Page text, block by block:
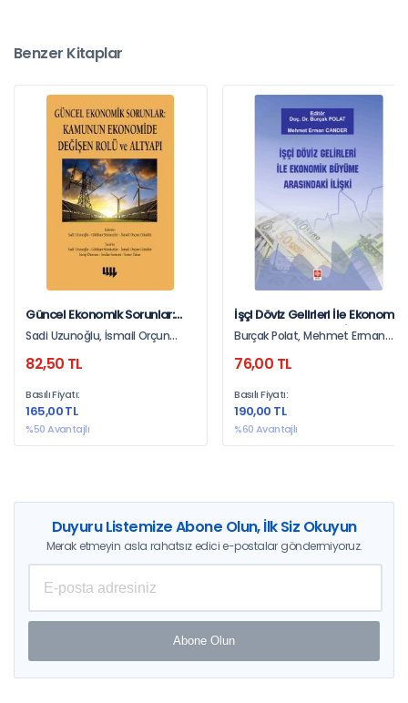
Benzer Kitaplar
Güncel Ekonomik Sorunlar:
Kamunun Ekonomide Değişen
Rolü Ve Altyapı
Sadi Uzunoğlu, İsmail Orçun
82,50 TL
Basılı Fiyatı:
165,00 TL
%50 Avantajlı
İşçi Döviz Gelirleri İle Ekonomik
Büyüme Arasındaki İlişki
Burçak Polat
Burçak Polat, Mehmet Erman
76,00 TL
Basılı Fiyatı:
190,00 TL
%60 Avantajlı
Duyuru Listemize Abone Olun, İlk Siz Okuyun
Merak etmeyin asla rahatsız edici e-postalar göndermiyoruz.
Abone Olun